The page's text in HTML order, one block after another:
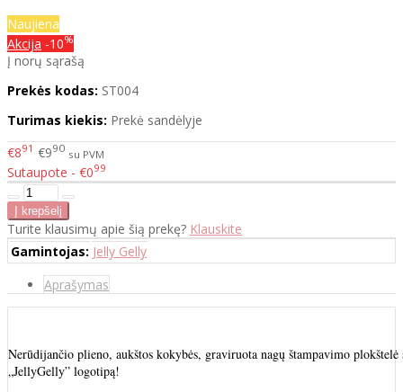
Naujiena
Akcija -10%
Į norų sąrašą
Prekės kodas: ST004
Turimas kiekis: Prekė sandėlyje
€891 €990 su PVM
Sutaupote - €099
Turite klausimų apie šią prekę? Klauskite
Gamintojas: Jelly Gelly
Aprašymas
Nerūdijančio plieno, aukštos kokybės, graviruota nagų štampavimo
„JellyGelly” logotipą!